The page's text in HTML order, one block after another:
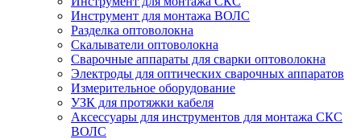
Инструмент для монтажа ВОЛС
Разделка оптоволокна
Скалыватели оптоволокна
Сварочные аппараты для сварки оптоволокна
Электроды для оптических сварочных аппаратов
Измерительное оборудование
УЗК для протяжки кабеля
Аксессуары для инструментов для монтажа СКС
ВОЛС